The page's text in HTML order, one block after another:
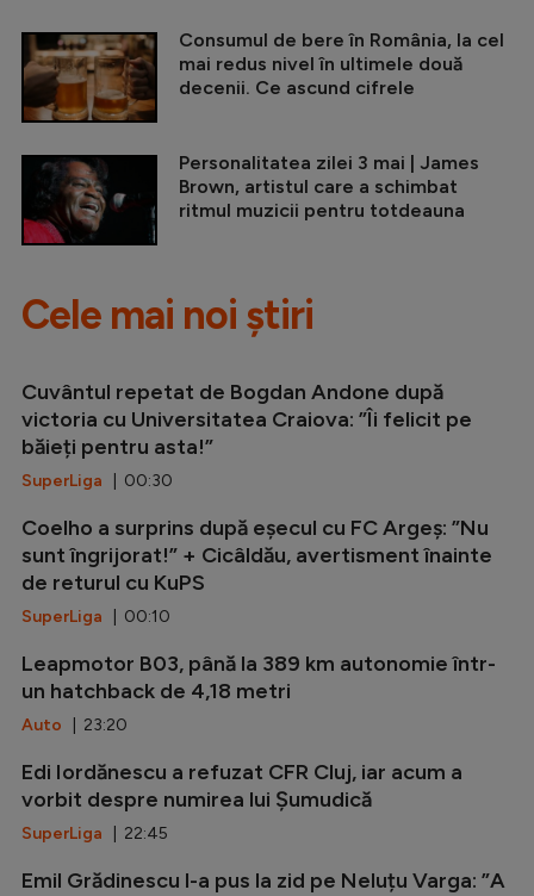
Consumul de bere în România, la cel
mai redus nivel în ultimele două
decenii. Ce ascund cifrele
Personalitatea zilei 3 mai | James
Brown, artistul care a schimbat
ritmul muzicii pentru totdeauna
Cele mai noi știri
Cuvântul repetat de Bogdan Andone după
victoria cu Universitatea Craiova: ”Îi felicit pe
băieți pentru asta!”
SuperLiga | 00:30
Coelho a surprins după eșecul cu FC Argeș: ”Nu
sunt îngrijorat!” + Cicâldău, avertisment înainte
de returul cu KuPS
SuperLiga | 00:10
Leapmotor B03, până la 389 km autonomie într-
un hatchback de 4,18 metri
Auto | 23:20
Edi Iordănescu a refuzat CFR Cluj, iar acum a
vorbit despre numirea lui Șumudică
SuperLiga | 22:45
Emil Grădinescu l-a pus la zid pe Neluțu Varga: ”A